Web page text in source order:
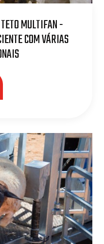
MULTIFAN -
COM VÁRIAS